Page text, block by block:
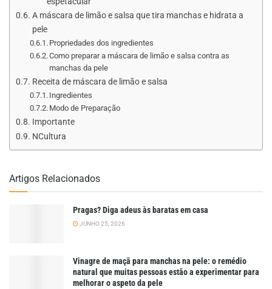
A máscara de limão e salsa que tira manchas e hidrata a
pele
Propriedades dos ingredientes
Como preparar a máscara de limão e salsa contra as
manchas da pele
Receita de máscara de limão e salsa
Ingredientes
Modo de Preparação
Importante
NCultura
Artigos Relacionados
Pragas? Diga adeus às baratas em casa
JUNHO 25, 2026
Vinagre de maçã para manchas na pele: o remédio
natural que muitas pessoas estão a experimentar para
melhorar o aspeto da pele